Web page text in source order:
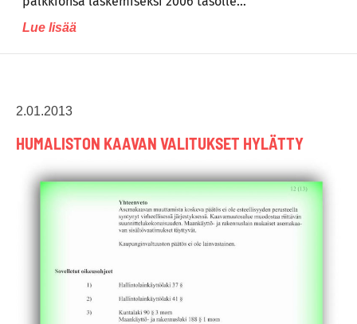
Lue lisää
2.01.2013
HUMALISTON KAAVAN VALITUKSET HYLÄTTY